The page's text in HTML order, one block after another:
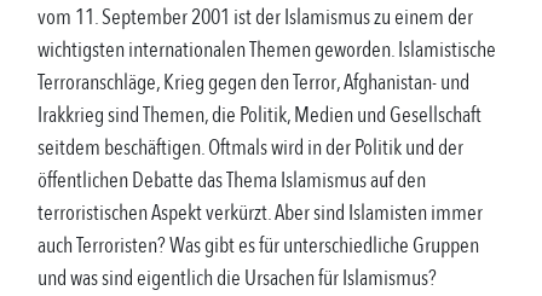
vom 11. September 2001 ist der Islamismus zu einem der
wichtigsten internationalen Themen geworden. Islamistische
Terroranschläge, Krieg gegen den Terror, Afghanistan- und
Irakkrieg sind Themen, die Politik, Medien und Gesellschaft
seitdem beschäftigen. Oftmals wird in der Politik und der
öffentlichen Debatte das Thema Islamismus auf den
terroristischen Aspekt verkürzt. Aber sind Islamisten immer
auch Terroristen? Was gibt es für unterschiedliche Gruppen
und was sind eigentlich die Ursachen für Islamismus?